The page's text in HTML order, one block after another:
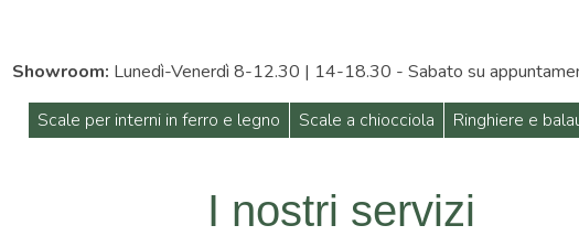
Showroom: Lunedì-Venerdì 8-12.30 | 14-18.30 - Sabato su
Scale per interni in ferro e legno
Scale a chiocciola Ringhiere e
I nostri servizi